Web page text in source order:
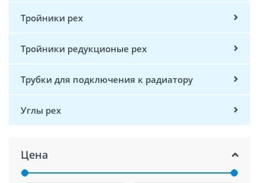
Тройники pex
Тройники редукционые pex
Трубки для подключения к радиатору
Углы pex
Цена